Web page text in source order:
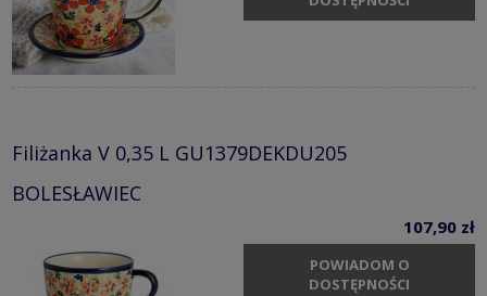
Filiżanka V 0,35 L GU1379DEKDU205
BOLESŁAWIEC
107,90 zł
POWIADOM O
DOSTĘPNOŚCI